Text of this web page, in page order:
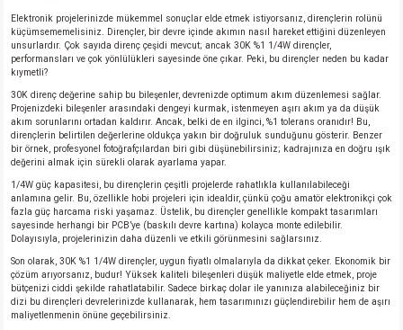
Elektronik projelerinizde mükemmel sonuçlar elde etmek istiyorsanız, dirençlerin rolünü
küçümsememelisiniz. Dirençler, bir devre içinde akımın nasıl hareket ettiğini düzenleyen
unsurlardır. Çok sayıda direnç çeşidi mevcut; ancak 30K %1 1/4W dirençler,
performansları ve çok yönlülükleri sayesinde öne çıkar. Peki, bu dirençler neden bu kadar
kıymetli?
30K direnç değerine sahip bu bileşenler, devrenizde optimum akım düzenlemesi sağlar.
Projenizdeki bileşenler arasındaki dengeyi kurmak, istenmeyen aşırı akım ya da düşük
akım sorunlarını ortadan kaldırır. Ancak, belki de en ilginci, %1 tolerans oranıdır! Bu,
dirençlerin belirtilen değerlerine oldukça yakın bir doğruluk sunduğunu gösterir. Benzer
bir örnek, profesyonel fotoğrafçılardan biri gibi düşünebilirsiniz; kadrajınıza en doğru ışık
değerini almak için sürekli olarak ayarlama yapar.
1/4W güç kapasitesi, bu dirençlerin çeşitli projelerde rahatlıkla kullanılabileceği
anlamına gelir. Bu, özellikle hobi projeleri için idealdir, çünkü çoğu amatör elektronikçi çok
fazla güç harcama riski yaşamaz. Üstelik, bu dirençler genellikle kompakt tasarımları
sayesinde herhangi bir PCB’ye (baskılı devre kartına) kolayca monte edilebilir.
Dolayısıyla, projelerinizin daha düzenli ve etkili görünmesini sağlarsınız.
Son olarak, 30K %1 1/4W dirençler, uygun fiyatlı olmalarıyla da dikkat çeker. Ekonomik bir
çözüm arıyorsanız, budur! Yüksek kaliteli bileşenleri düşük maliyetle elde etmek, proje
bütçenizi ciddi şekilde rahatlatabilir. Sadece birkaç dolar ile yanınıza alabileceğiniz bir
dizi bu dirençleri devrelerinizde kullanarak, hem tasarımınızı güçlendirebilir hem de aşırı
maliyetlenmenin önüne geçebilirsiniz.